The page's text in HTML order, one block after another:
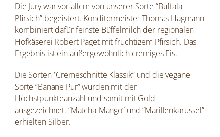
Die Jury war vor allem von unserer Sorte “Buffala
Pfirsich” begeistert. Konditormeister Thomas Hagmann
kombiniert dafür feinste Büffelmilch der regionalen
Hofkäserei Robert Paget mit fruchtigem Pfirsich. Das
Ergebnis ist ein außergewöhnlich cremiges Eis.
Die Sorten “Cremeschnitte Klassik” und die vegane
Sorte “Banane Pur” wurden mit der
Höchstpunkteanzahl und somit mit Gold
ausgezeichnet. “Matcha-Mango” und “Marillenkarussel”
erhielten Silber.